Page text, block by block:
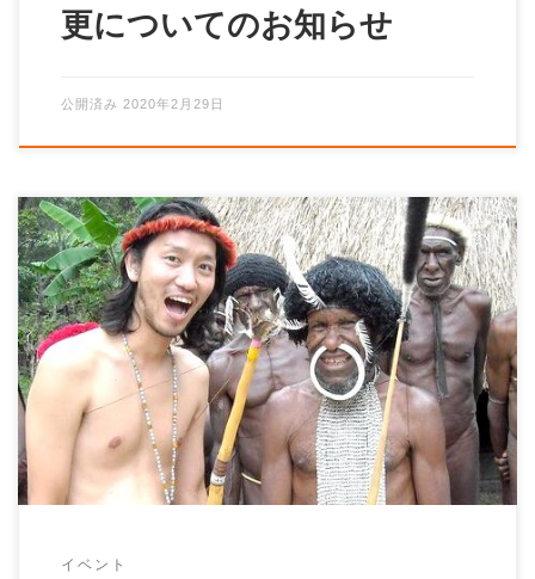
更についてのお知らせ
公開済み 2020年2月29日
世界にはひとの数だけ「くらし」（ライフ）と「しご
と」（ワーク）があります。 そのひとつひとつにスポ
ットライトをあてていくシリーズ「くらしとし […]
イベント